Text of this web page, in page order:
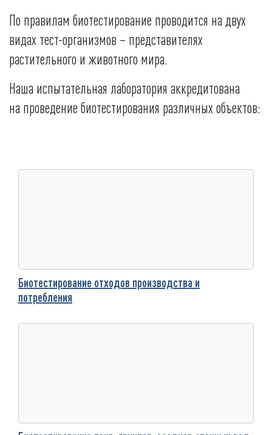
По правилам биотестирование проводится на двух
видах тест-организмов – представителях
растительного и животного мира.
Наша испытательная лаборатория аккредитована
на проведение биотестирования различных объектов:
Биотестирование отходов производства и
потребления